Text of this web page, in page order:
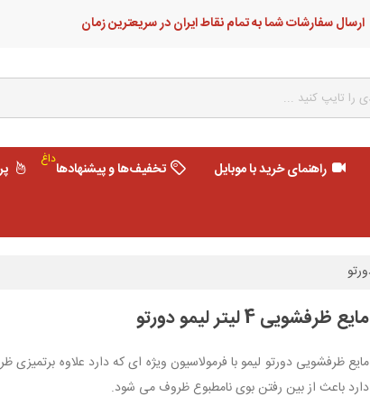
ارسال سفارشات شما به تمام نقاط ایران در سریعترین زمان
راهنمای خرید با موبایل تخفیف‌ها و پیشنهادهاداغ
مایع ظرفشویی 4 لیتر لیمو دورتو
مایع ظرفشویی دورتو لیمو با فرمولاسیون ویژه ای که دارد علاوه
دارد باعث از بین رفتن بوی نامطبوع ظروف می شود.